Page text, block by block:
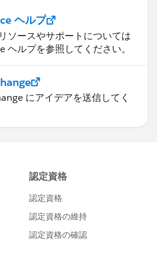
ヘルプ
ソースやサポートについては
ヘルプを参照してください。
にアイデアを送信してく